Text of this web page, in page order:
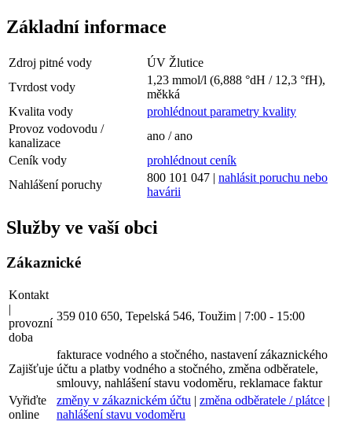
Základní informace
Zdroj pitné vody
ÚV Žlutice
Tvrdost vody
1,23 mmol/l (6,888 °dH / 12,3 °fH),
měkká
Kvalita vody
prohlédnout parametry kvality
Provoz vodovodu /
kanalizace
ano / ano
Ceník vody
prohlédnout ceník
Nahlášení poruchy
800 101 047 | nahlásit poruchu nebo
havárii
Služby ve vaší obci
Zákaznické
Kontakt
provozní
doba
359 010 650, Tepelská 546, Toužim | 7:00 - 15:00
Zajišťuje
fakturace vodného a stočného, nastavení zákaznického
účtu a platby vodného a stočného, změna odběratele,
smlouvy, nahlášení stavu vodoměru, reklamace faktur
Vyřiďte
online
změny v zákaznickém účtu změna odběratele / plátce
nahlášení stavu vodoměru